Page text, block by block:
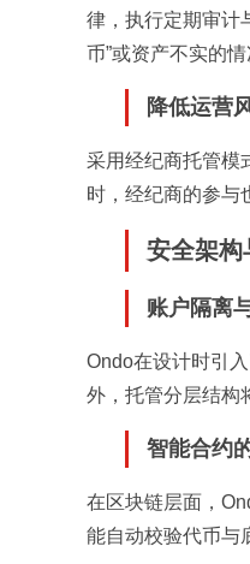
律，执行定期审计
币”或资产不实的情
降低运营
采用经纪商托管模
时，经纪商的参与
安全架构
账户隔离
Ondo在设计时引
外，托管分层结构
智能合约
在区块链层面，
能自动校验代币与